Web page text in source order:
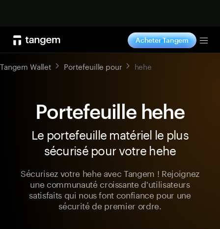
Acheter Tangem
Tangem Wallet Portefeuille pour hehe
Portefeuille hehe
Le portefeuille matériel le plus
sécurisé pour votre hehe
Sécurisez votre hehe avec Tangem ! Rejoignez
une communauté croissante d'utilisateurs
satisfaits qui nous font confiance pour une
sécurité de premier ordre.